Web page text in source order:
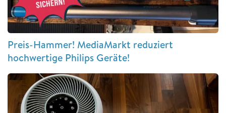
Preis-Hammer! MediaMarkt reduziert
hochwertige Philips Geräte!